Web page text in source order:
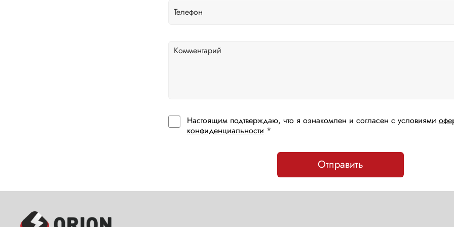
Настоящим подтверждаю, что я ознакомлен и согласен с условиями
конфиденциальности *
Отправить